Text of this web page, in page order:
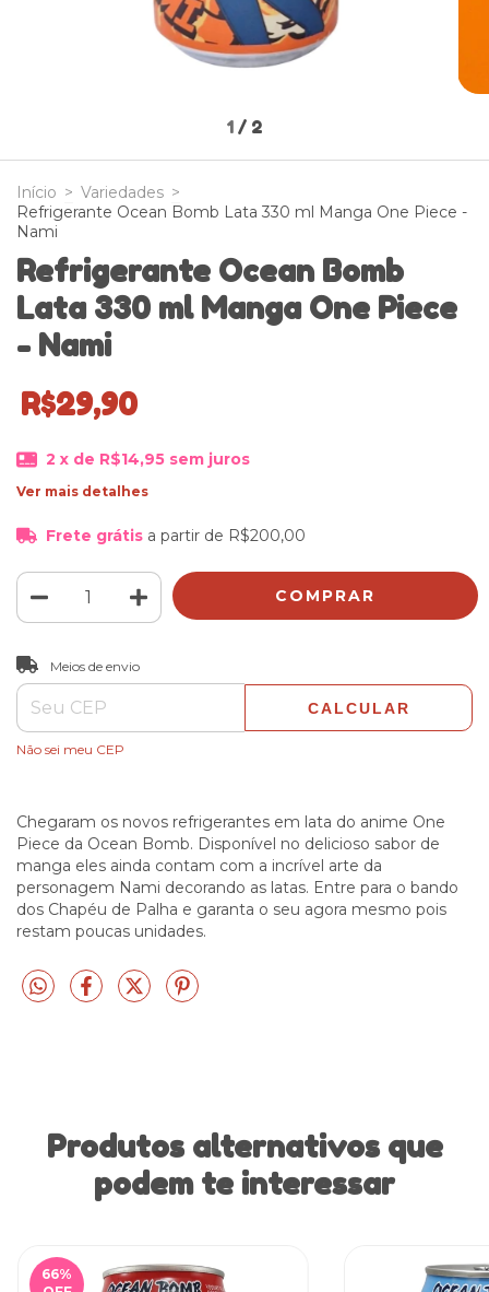
1 / 2
Início > Variedades >
Refrigerante Ocean Bomb Lata 330 ml Manga One Piece -
Nami
Refrigerante Ocean Bomb
Lata 330 ml Manga One Piece
- Nami
R$29,90
2 x de R$14,95 sem juros
Ver mais detalhes
Frete grátis a partir de R$200,00
Entregas para o CEP:
Meios de envio
CALCULAR
Não sei meu CEP
Chegaram os novos refrigerantes em lata do anime One
Piece da Ocean Bomb. Disponível no delicioso sabor de
manga eles ainda contam com a incrível arte da
personagem Nami decorando as latas. Entre para o bando
dos Chapéu de Palha e garanta o seu agora mesmo pois
restam poucas unidades.
Produtos alternativos que
podem te interessar
66%